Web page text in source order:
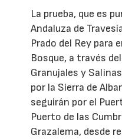
La prueba, que es
Andaluza de
Prado del Rey para
Bosque, a través
Granujales y
por la Sierra de
seguirán por el
Puerto de las
Grazalema, desde